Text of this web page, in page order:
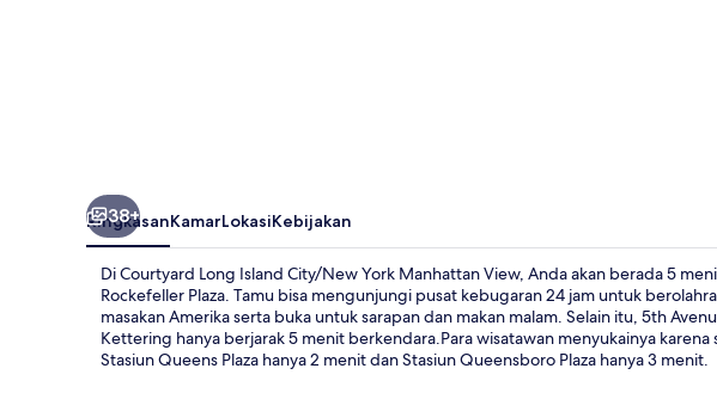
38+
RingkasanKamarLokasiKebijakan
Di Courtyard Long Island City/New York Manhattan View, Anda akan berada 5
Rockefeller Plaza. Tamu bisa mengunjungi pusat kebugaran 24 jam untuk
masakan Amerika serta buka untuk sarapan dan makan malam. Selain itu, 5th
Kettering hanya berjarak 5 menit berkendara.Para wisatawan menyukainya
Stasiun Queens Plaza hanya 2 menit dan Stasiun Queensboro Plaza hanya 3 menit.